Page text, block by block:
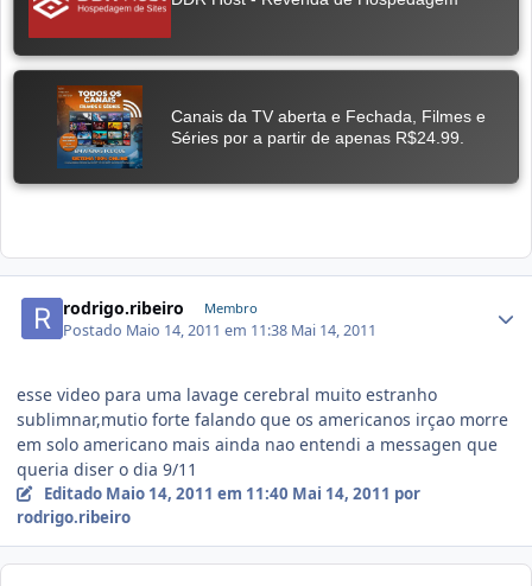
rodrigo.ribeiro Membro
Postado Maio 14, 2011 em 11:38 Mai 14, 2011
esse video para uma lavage cerebral muito estranho
sublimnar,mutio forte falando que os americanos irçao morre
em solo americano mais ainda nao entendi a messagen que
queria diser o dia 9/11
Editado Maio 14, 2011 em 11:40 Mai 14, 2011 por
rodrigo.ribeiro